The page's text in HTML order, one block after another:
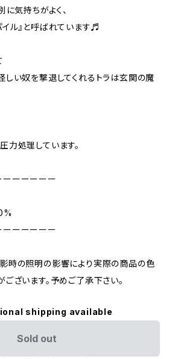
気持ちがよく、
イル』と呼ばれています♬
しい奴を撃退してくれるトラは玄関の魔
力処理しています。
ーーーーー
ーーーーー
時の照明の影響により実際の商品の色
ざいます。予めご了承下さい。
shipping available
Sold out